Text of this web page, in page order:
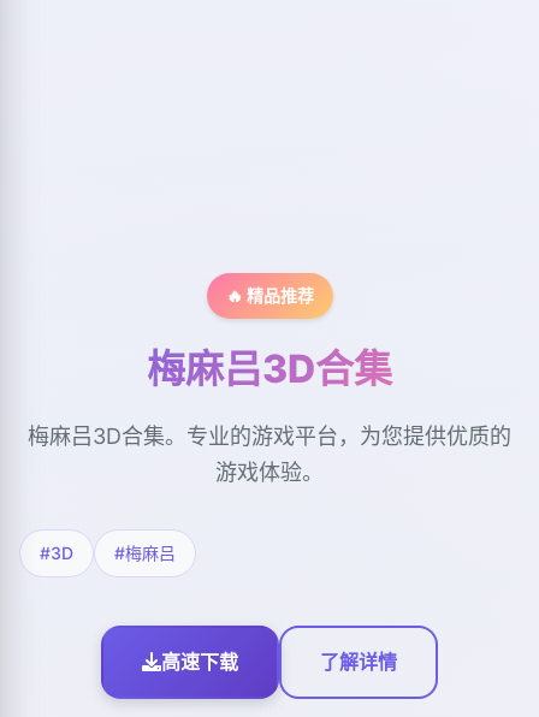
🔥 精品推荐
梅麻吕3D合集
梅麻吕3D合集。专业的游戏平台，为您提供优质的
游戏体验。
#3D #梅麻吕
高速下载 了解详情